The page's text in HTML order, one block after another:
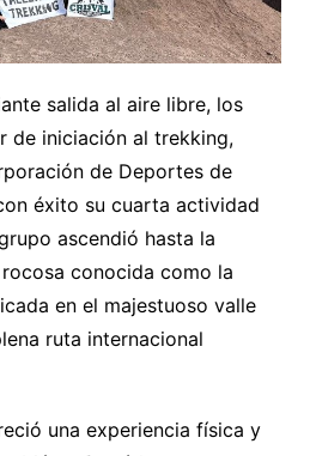
salida al aire libre, los
de iniciación al trekking,
de Deportes de
éxito su cuarta actividad
ascendió hasta la
conocida como la
en el majestuoso valle
ruta internacional
una experiencia física y